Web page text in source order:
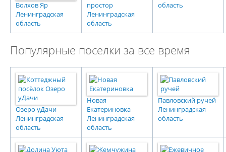
Волхов Яр
Ленинградская
область
простор
Ленинградская
область
область
Популярные поселки за все время
Озеро уДачи
Ленинградская
область
Новая
Екатериновка
Ленинградская
область
Павловский ручей
Ленинградская
область